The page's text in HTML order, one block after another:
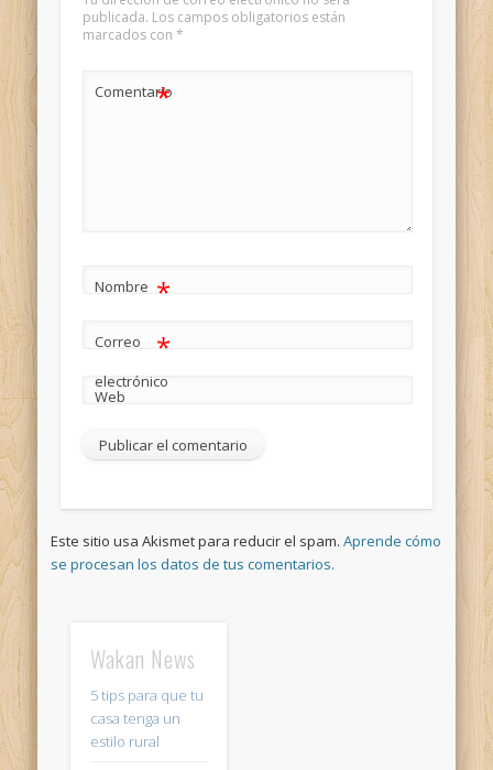
publicada. Los campos obligatorios están
marcados con *
Comentario
*
Nombre *
Correo
electrónico
*
Web
Este sitio usa Akismet para reducir el spam.Aprende cómo
se procesan los datos de tus comentarios.
Wakan News
5 tips para que tu
casa tenga un
estilo rural